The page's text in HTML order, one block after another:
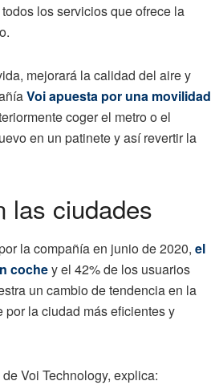
los servicios que ofrece la
mejorará la calidad del aire y
Voi apuesta por una movilidad
coger el metro o el
en un patinete y así revertir la
las ciudades
la compañía en junio de 2020, el
cochey el 42% de los usuarios
un cambio de tendencia en la
la ciudad más eficientes y
Voi Technology, explica: